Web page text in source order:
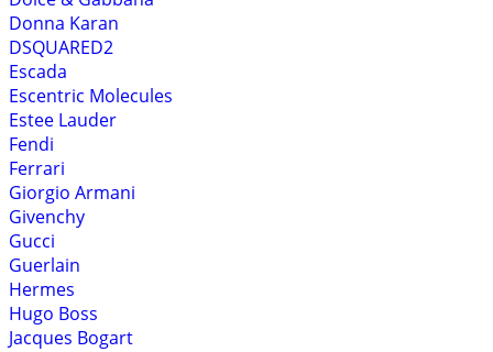
Donna Karan
DSQUARED2
Escada
Escentric Molecules
Estee Lauder
Fendi
Ferrari
Giorgio Armani
Givenchy
Gucci
Guerlain
Hermes
Hugo Boss
Jacques Bogart